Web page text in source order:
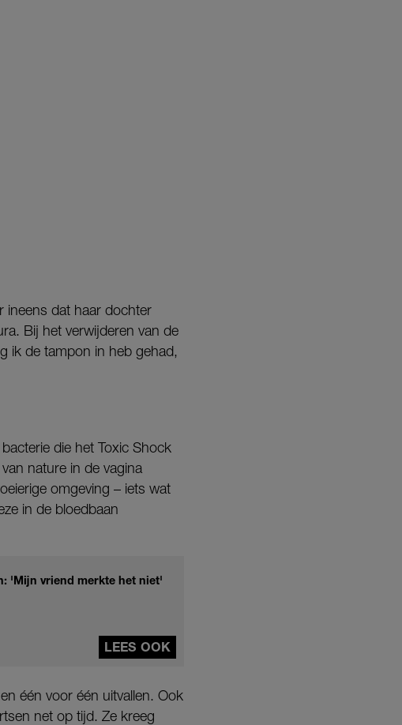
ineens dat haar dochter
Bij het verwijderen van de
ik de tampon in heb gehad,
die het Toxic Shock
nature in de vagina
omgeving – iets wat
in de bloedbaan
'Mijn vriend merkte het niet'
LEES OOK
één voor één uitvallen. Ook
net op tijd. Ze kreeg